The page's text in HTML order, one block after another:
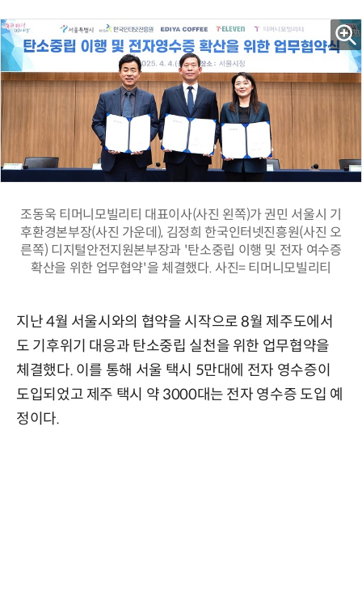
조동욱 티머니모빌리티 대표이사(사진 왼쪽)가 권민 서울시 기
후환경본부장(사진 가운데), 김정희 한국인터넷진흥원(사진 오
른쪽) 디지털안전지원본부장과 '탄소중립 이행 및 전자 여수증
확산을 위한 업무협약'을 체결했다. 사진= 티머니모빌리티
지난 4월 서울시와의 협약을 시작으로 8월 제주도에서
도 기후위기 대응과 탄소중립 실천을 위한 업무협약을
체결했다. 이를 통해 서울 택시 5만대에 전자 영수증이
도입되었고 제주 택시 약 3000대는 전자 영수증 도입 예
정이다.